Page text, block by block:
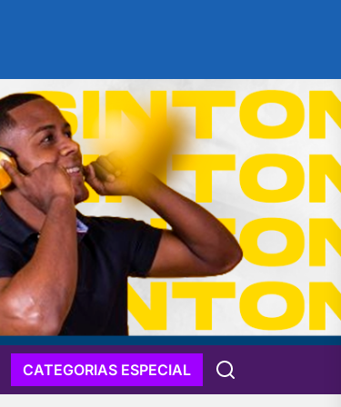
CATEGORIAS ESPECIAL